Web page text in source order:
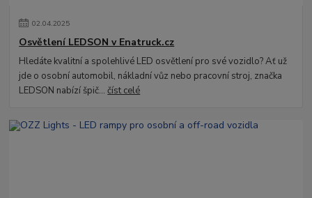
02.04.2025
Osvětlení LEDSON v Enatruck.cz
Hledáte kvalitní a spolehlivé LED osvětlení pro své vozidlo? Ať už
jde o osobní automobil, nákladní vůz nebo pracovní stroj, značka
LEDSON nabízí špič...číst celé